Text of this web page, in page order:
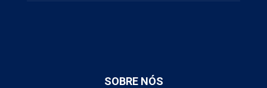
SOBRE NÓS